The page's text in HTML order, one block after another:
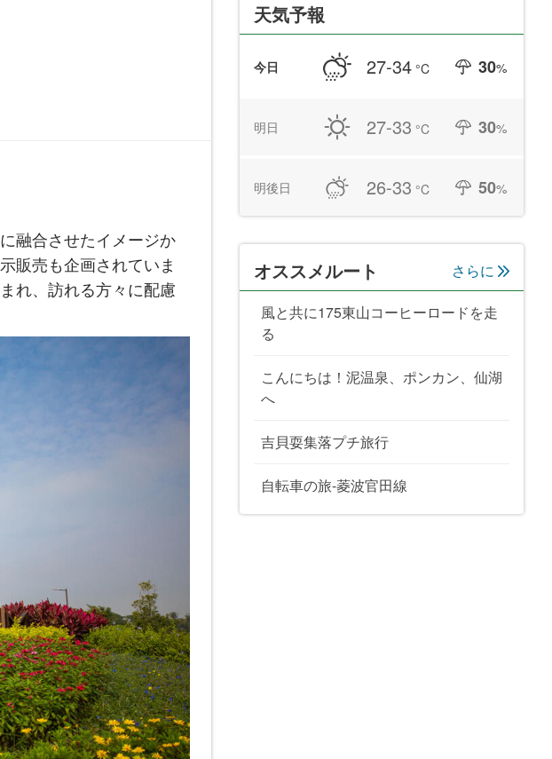
融合させたイメージか
販売も企画されていま
れ、訪れる方々に配慮
天気予報
今日 27-34 °C 30%
明日 27-33 °C 30%
明後日 26-33 °C 50%
オススメルート さらに
風と共に175東山コーヒーロードを走
る
こんにちは！泥温泉、ポンカン、仙湖
へ
吉貝耍集落プチ旅行
自転車の旅-菱波官田線